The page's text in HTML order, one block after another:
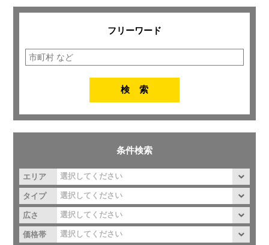
フリーワード
条件検索
エリア
タイプ
広さ
価格帯